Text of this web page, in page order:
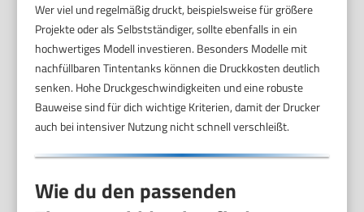
Wer viel und regelmäßig druckt, beispielsweise für größere
Projekte oder als Selbstständiger, sollte ebenfalls in ein
hochwertiges Modell investieren. Besonders Modelle mit
nachfüllbaren Tintentanks können die Druckkosten deutlich
senken. Hohe Druckgeschwindigkeiten und eine robuste
Bauweise sind für dich wichtige Kriterien, damit der Drucker
auch bei intensiver Nutzung nicht schnell verschleißt.
Wie du den passenden